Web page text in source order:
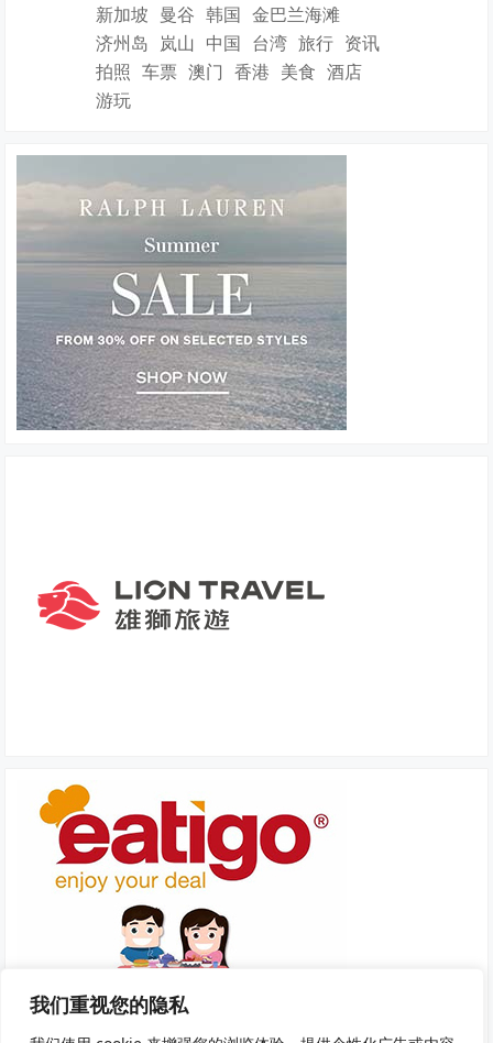
我们重视您的隐私
新加坡 曼谷 韩国 金巴兰海滩
济州岛 岚山 中国 台湾 旅行 资讯
拍照 车票 澳门 香港 美食 酒店
游玩